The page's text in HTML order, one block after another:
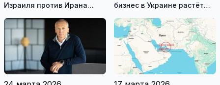
Израиля против Ирана
перемирие
бизнес в Украине растёт